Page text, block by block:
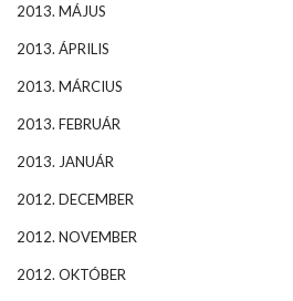
2013. MÁJUS
2013. ÁPRILIS
2013. MÁRCIUS
2013. FEBRUÁR
2013. JANUÁR
2012. DECEMBER
2012. NOVEMBER
2012. OKTÓBER